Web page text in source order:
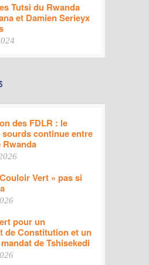
Tutsi du Rwanda
et Damien Serieyx
des FDLR : le
continue entre
Rwanda
Vert » pas si
pour un
de Constitution et un
de Tshisekedi